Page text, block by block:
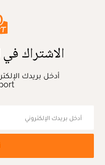
الاشتراك في
أدخل بريدك